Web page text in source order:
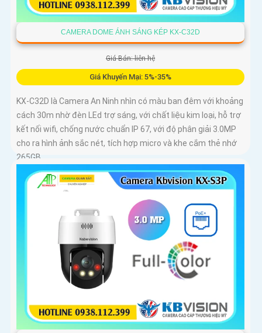
CAMERA DOME ÁNH SÁNG KÉP KX-C32D
Giá Bán: liên hệ
Giá Khuyến Mại: 5%-35%
KX-C32D là Camera An Ninh nhìn có màu ban đêm với khoảng
cách 30m nhờ đèn LEd trợ sáng, với chất liệu kim loại, hỗ trợ
kết nối wifi, chống nước chuẩn IP 67, với độ phân giải 3.0MP
cho ra hình ảnh sắc nét, tích hợp micro và khe cắm thẻ nhớ
265GB